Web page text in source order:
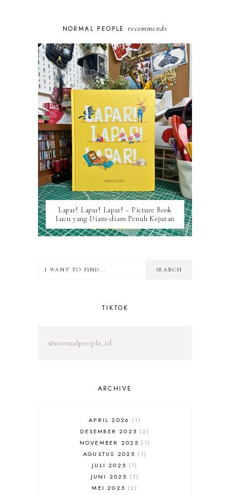
NORMAL PEOPLErecommends
Lapar! Lapar! Lapar! – Picture Book
Lucu yang Diam-diam Penuh Kejutan
TIKTOK
@normalpeople_id
ARCHIVE
APRIL 2026
1
DESEMBER 2025
2
NOVEMBER 2025
1
AGUSTUS 2025
1
JULI 2025
1
JUNI 2025
7
MEI 2025
2